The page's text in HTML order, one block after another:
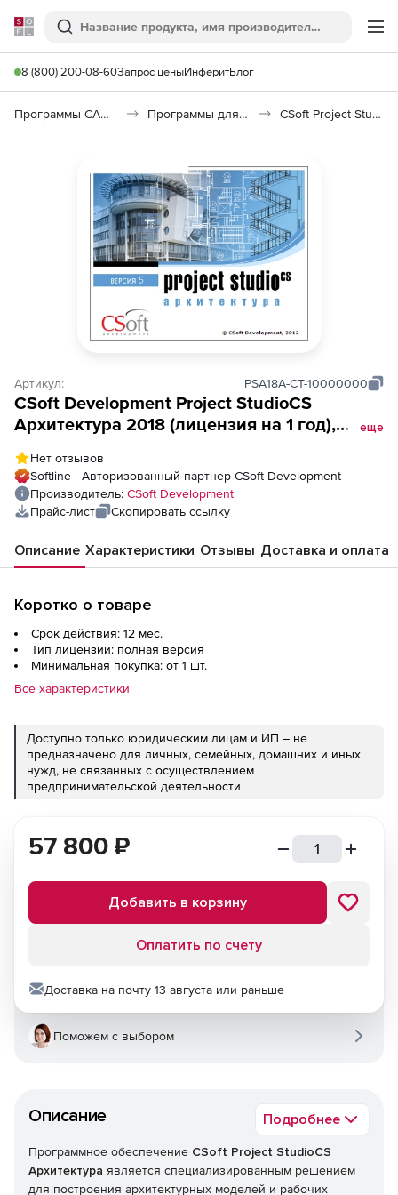
Softline
Поиск
8 (800) 200-08-60Запрос ценыИнферитБлог
Программы САПР и ГИС Программы для архитекторов CSoft Project StudioCS Архитектура
Артикул: PSA18A-CT-10000000
CSoft Development Project StudioCS
Архитектура 2018 (лицензия на 1 год),
еще
Нет отзывов
Softline - Авторизованный партнер CSoft Development
Производитель: CSoft Development
Прайс-лист
Скопировать ссылку
Описание Характеристики Отзывы Доставка и оплата
Коротко о товаре
Срок действия: 12 мес.
Тип лицензии: полная версия
Минимальная покупка: от 1 шт.
Все характеристики
Доступно только юридическим лицам и ИП – не
предназначено для личных, семейных, домашних и иных
нужд, не связанных с осуществлением
предпринимательской деятельности
Описание Подробнее
Программное обеспечение CSoft Project StudioCS
Архитектура является специализированным решением
для построения архитектурных моделей и рабочих
57 800 ₽
Добавить в корзину
Оплатить по счету
Доставка на почту 13 августа или раньше
Поможем с выбором